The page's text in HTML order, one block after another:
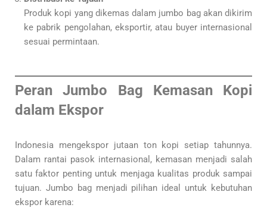
Produk kopi yang dikemas dalam jumbo bag akan dikirim
ke pabrik pengolahan, eksportir, atau buyer internasional
sesuai permintaan.
Peran Jumbo Bag Kemasan Kopi
dalam Ekspor
Indonesia mengekspor jutaan ton kopi setiap tahunnya.
Dalam rantai pasok internasional, kemasan menjadi salah
satu faktor penting untuk menjaga kualitas produk sampai
tujuan. Jumbo bag menjadi pilihan ideal untuk kebutuhan
ekspor karena: